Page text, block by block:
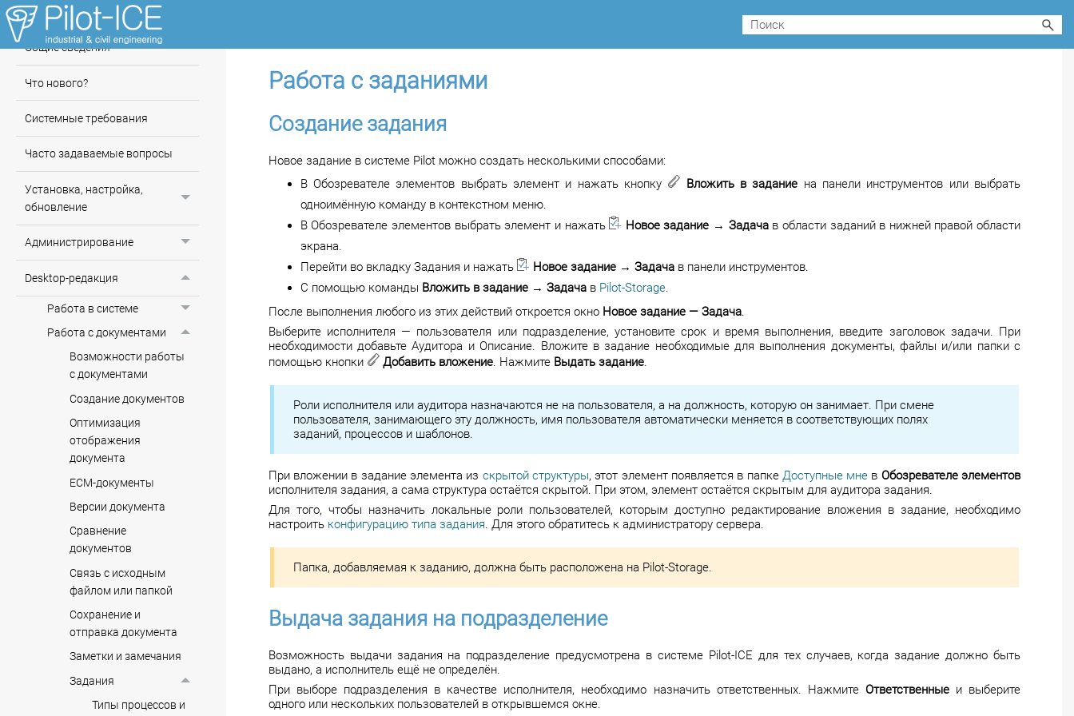
Инфоцентр системы Pilot
Общие сведения
Что нового?
Системные требования
Часто задаваемые вопросы
Установка, настройка,
обновление
Администрирование
Desktop-редакция
Работа в системе
Работа с документами
Возможности работы
с документами
Создание документов
Оптимизация
отображения
документа
ECM-документы
Версии документа
Сравнение
документов
Связь с исходным
файлом или папкой
Cохранение и
отправка документа
Заметки и замечания
Задания
Типы процессов и
Работа с заданиями
Создание задания
Новое задание в системе Pilot можно создать несколькими способами:
В Обозревателе элементов выбрать элемент и нажать кнопку
Вложить в задание на панели инструментов или выбрать
одноимённую команду в контекстном меню.
В Обозревателе элементов выбрать элемент и нажать
Новое задание → Задачав области заданий в нижней правой области
экрана.
Перейти во вкладку Задания и нажать
Новое задание→ Задачав панели инструментов.
С помощью команды Вложить в задание→ Задачав Pilot-Storage.
После выполнения любого из этих действий откроется окно Новое задание — Задача.
Выберите исполнителя — пользователя или подразделение, установите срок и время выполнения, введите заголовок задачи. При
необходимости добавьте Аудитора и Описание. Вложите в задание необходимые для выполнения документы, файлы и/или папки с
помощью кнопки
Добавить вложение. Нажмите Выдать задание.
Роли исполнителя или аудитора назначаются не на пользователя, а на должность, которую он занимает. При смене
пользователя, занимающего эту должность, имя пользователя автоматически меняется в соответствующих полях
заданий, процессов и шаблонов.
При вложении в задание элемента из скрытой структуры, этот элемент появляется в папке Доступные мне в Обозревателе элементов
исполнителя задания, а сама структура остаётся скрытой. При этом, элемент остаётся скрытым для аудитора задания.
Для того, чтобы назначить локальные роли пользователей, которым доступно редактирование вложения в задание, необходимо
настроить конфигурацию типа задания. Для этого обратитесь к администратору сервера.
Папка, добавляемая к заданию, должна быть расположена на Pilot-Storage.
Выдача задания на подразделение
Возможность выдачи задания на подразделение предусмотрена в системе Pilot-ICE для тех случаев, когда задание должно быть
выдано, а исполнитель ещё не определён.
При выборе подразделения в качестве исполнителя, необходимо назначить ответственных. Нажмите Ответственныеи выберите
одного или нескольких пользователей в открывшемся окне.